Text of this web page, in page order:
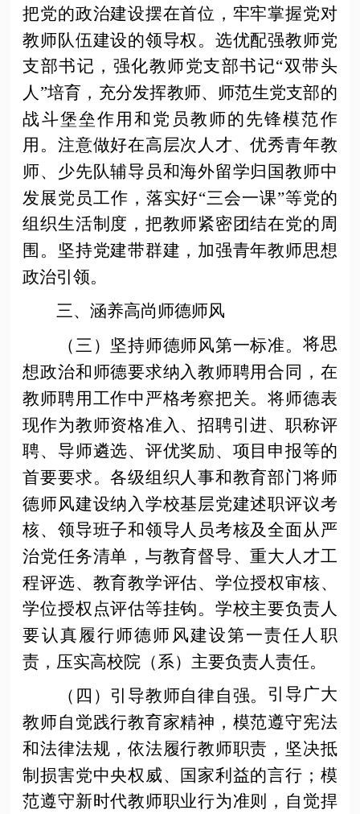
把党的政治建设摆在首位，牢牢掌握党对
教师队伍建设的领导权。选优配强教师党
支部书记，强化教师党支部书记“双带头
人”培育，充分发挥教师、师范生党支部的
战斗堡垒作用和党员教师的先锋模范作
用。注意做好在高层次人才、优秀青年教
师、少先队辅导员和海外留学归国教师中
发展党员工作，落实好“三会一课”等党的
组织生活制度，把教师紧密团结在党的周
围。坚持党建带群建，加强青年教师思想
政治引领。
三、涵养高尚师德师风
（三）坚持师德师风第一标准。 将思
想政治和师德要求纳入教师聘用合同，在
教师聘用工作中严格考察把关。将师德表
现作为教师资格准入、招聘引进、职称评
聘、导师遴选、评优奖励、项目申报等的
首要要求。各级组织人事和教育部门将师
德师风建设纳入学校基层党建述职评议考
核、领导班子和领导人员考核及全面从严
治党任务清单，与教育督导、重大人才工
程评选、教育教学评估、学位授权审核、
学位授权点评估等挂钩。学校主要负责人
要认真履行师德师风建设第一责任人职
责，压实高校院（系）主要负责人责任。
（四）引导教师自律自强。 引导广大
教师自觉践行教育家精神，模范遵守宪法
和法律法规，依法履行教师职责，坚决抵
制损害党中央权威、国家利益的言行；模
范遵守新时代教师职业行为准则，自觉捍